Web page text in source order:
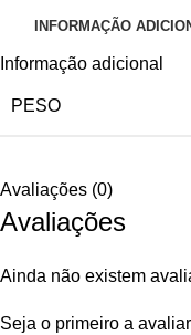
INFORMAÇÃO
Informação adicional
PESO
Avaliações (0)
Avaliações
Ainda não existem
Seja o primeiro a